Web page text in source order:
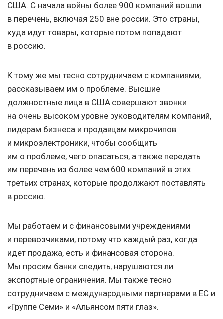
США. С начала войны более 900 компаний вошли
в перечень, включая 250 вне россии. Это страны,
куда идут товары, которые потом попадают
в россию.
К тому же мы тесно сотрудничаем с компаниями,
рассказываем им о проблеме. Высшие
должностные лица в США совершают звонки
на очень высоком уровне руководителям компаний,
лидерам бизнеса и продавцам микрочипов
и микроэлектроники, чтобы сообщить
им о проблеме, чего опасаться, а также передать
им перечень из более чем 600 компаний в этих
третьих странах, которые продолжают поставлять
в россию.
Мы работаем и с финансовыми учреждениями
и перевозчиками, потому что каждый раз, когда
идет продажа, есть и финансовая сторона.
Мы просим банки следить, нарушаются ли
экспортные ограничения. Мы также тесно
сотрудничаем с международными партнерами в ЕС и
«Группе Семи» и «Альянсом пяти глаз».